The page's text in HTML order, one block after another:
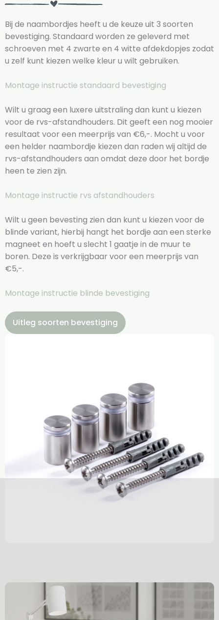
Bij de naambordjes heeft u de keuze uit 3 soorten
bevestiging. Standaard worden ze geleverd met
schroeven met 4 zwarte en 4 witte afdekdopjes zodat
u zelf kunt kiezen welke kleur u wilt gebruiken.
Montage instructie standaard bevestiging
Wilt u graag een luxere uitstraling dan kunt u kiezen
voor de rvs-afstandhouders. Dit geeft een nog mooier
resultaat voor een meerprijs van €6,-. Mocht u voor
een helder naambordje kiezen dan raden wij altijd de
rvs-afstandhouders aan omdat deze door het bordje
heen te zien zijn.
Montage instructie rvs afstandhouders
Wilt u geen bevesting zien dan kunt u kiezen voor de
blinde variant, hierbij hangt het bordje aan een sterke
magneet en hoeft u slecht 1 gaatje in de muur te
boren. Deze is verkrijgbaar voor een meerprijs van
€5,-.
Montage instructie blinde bevestiging
Uitleg soorten bevestiging